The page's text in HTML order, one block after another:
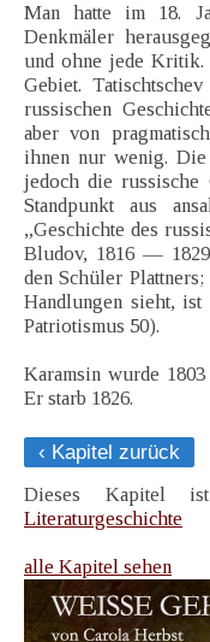
Man hatte im 18.
Denkmäler
und ohne jede Kritik.
Gebiet.
russischen
aber von
ihnen nur wenig.
jedoch die russische
Standpunkt aus
„Geschichte des
Bludov, 1816 —
den Schüler
Handlungen sieht,
Patriotismus 50).
Karamsin wurde
Er starb 1826.
‹ Kapitel zurück
Dieses Kapitel
Literaturgeschichte
alle Kapitel sehen